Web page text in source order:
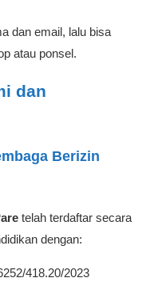
dan email, lalu bisa
atau ponsel.
dan
Berizin
telah terdaftar secara
dengan:
418.20/2023